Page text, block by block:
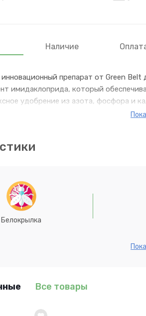
Наличие
препарат от Green
имидаклоприда, который
удобрение из азота, фосфора и
питательными
Белокрылка
Все товары